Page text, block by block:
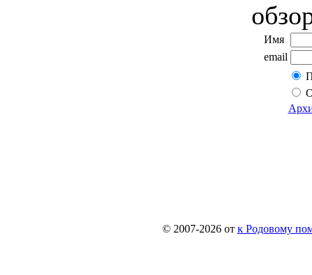
Имя
email
© 2007-2026 от к Родовому